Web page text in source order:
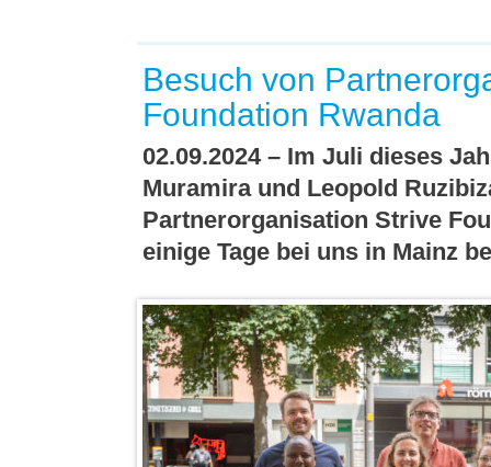
Besuch von
Foundation Rwanda
02.09.2024 – Im Juli dieses
Muramira und Leopold
Partnerorganisation Strive
einige Tage bei uns in Mainz